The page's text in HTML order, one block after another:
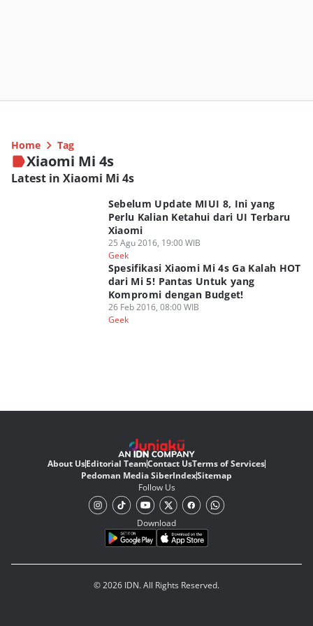
Home Tag
Xiaomi Mi 4s
Latest in Xiaomi Mi 4s
Sebelum Update MIUI 8, Ini yang
Perlu Kalian Ketahui dari UI Terbaru
Xiaomi
25 Agu 2016, 19:00 WIB
Geek
Spesifikasi Xiaomi Mi 4s Ga Kalah HOT
dari Mi 5! Pantas Untuk yang
Kompromi dengan Budget!
26 Feb 2016, 08:00 WIB
Geek
About UsEditorial TeamContact UsTerms of Services
Pedoman Media SiberIndexSitemap
Follow Us
Download
© 2026 IDN. All Rights Reserved.